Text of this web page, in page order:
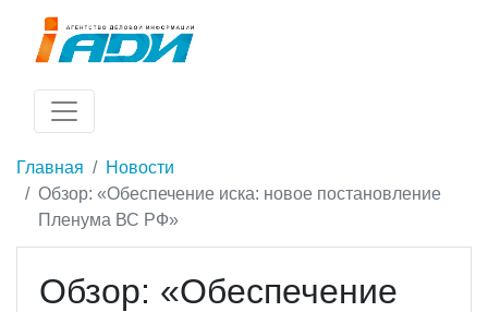
Главная
Новости
Обзор: «Обеспечение иска: новое постановление
Пленума ВС РФ»
Обзор: «Обеспечение